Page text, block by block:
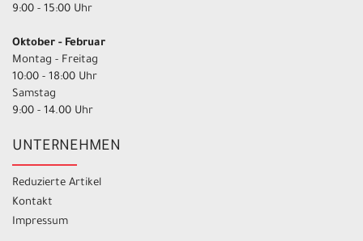
9:00 - 15:00 Uhr
Oktober - Februar
Montag - Freitag
10:00 - 18:00 Uhr
Samstag
9:00 - 14.00 Uhr
UNTERNEHMEN
Reduzierte Artikel
Kontakt
Impressum